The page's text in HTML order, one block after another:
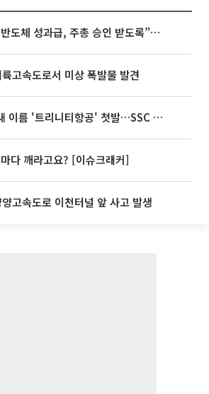
김정관 장관 “반도체 성과급, 주총 승인 받도록”…상법·자본시장법 개정 시사
고속도로서 미상 폭발물 발견
티웨이항공, 새 이름 '트리니티항공' 첫발…SSC 전략 본격화
다 깨라고요? [이슈크래커]
고속도로 이천터널 앞 사고 발생